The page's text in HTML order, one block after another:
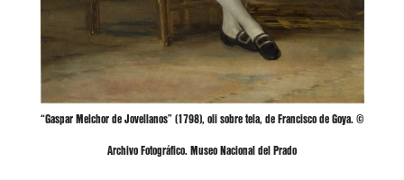
“Gaspar Melchor de Jovellanos” (1798), oli sobre tela, de Francisco de Goya. ©
Archivo Fotográfico. Museo Nacional del Prado